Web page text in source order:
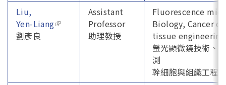
Liu,
Yen-Liang(link is external)
劉彥良
Assistant
Professor
助理教授
Fluorescence
Biology, Cancer
tissue engineering
螢光顯微鏡技術、
測
幹細胞與組織工程